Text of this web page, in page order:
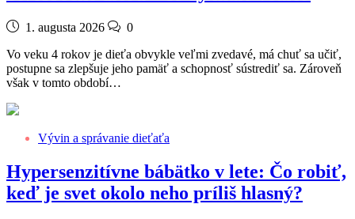
1. augusta 2026
0
Vo veku 4 rokov je dieťa obvykle veľmi zvedavé, má chuť sa učiť,
postupne sa zlepšuje jeho pamäť a schopnosť sústrediť sa. Zároveň
však v tomto období…
Vývin a správanie dieťaťa
Hypersenzitívne bábätko v lete: Čo robiť,
keď je svet okolo neho príliš hlasný?